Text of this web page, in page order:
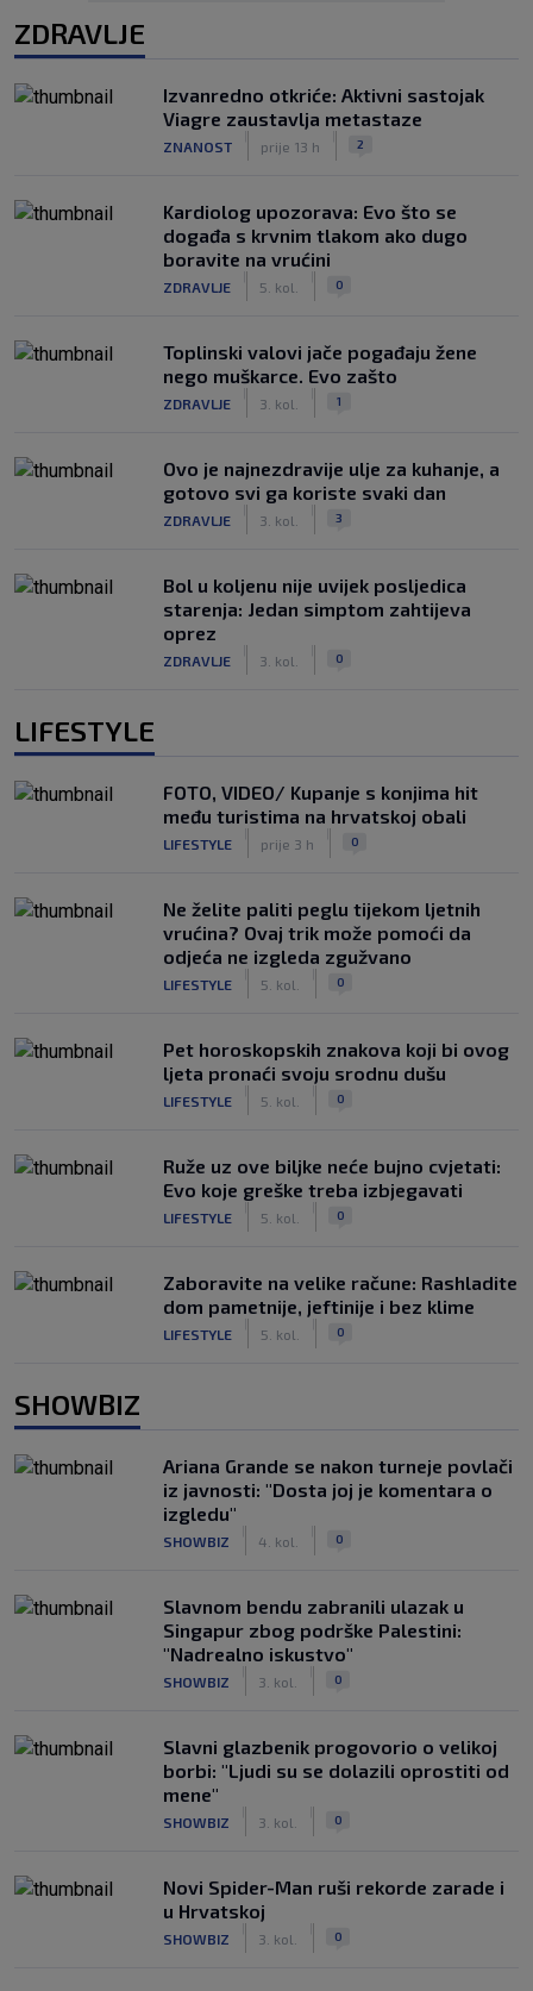
ZDRAVLJE
Izvanredno otkriće: Aktivni sastojak
Viagre zaustavlja metastaze
ZNANOST prije 13 h 2
Kardiolog upozorava: Evo što se
događa s krvnim tlakom ako dugo
boravite na vrućini
ZDRAVLJE 5. kol. 0
Toplinski valovi jače pogađaju žene
nego muškarce. Evo zašto
ZDRAVLJE 3. kol. 1
Ovo je najnezdravije ulje za kuhanje, a
gotovo svi ga koriste svaki dan
ZDRAVLJE 3. kol. 3
Bol u koljenu nije uvijek posljedica
starenja: Jedan simptom zahtijeva
oprez
ZDRAVLJE 3. kol. 0
LIFESTYLE
FOTO, VIDEO/ Kupanje s konjima hit
među turistima na hrvatskoj obali
LIFESTYLE prije 3 h 0
Ne želite paliti peglu tijekom ljetnih
vrućina? Ovaj trik može pomoći da
odjeća ne izgleda zgužvano
LIFESTYLE 5. kol. 0
Pet horoskopskih znakova koji bi ovog
ljeta pronaći svoju srodnu dušu
LIFESTYLE 5. kol. 0
Ruže uz ove biljke neće bujno cvjetati:
Evo koje greške treba izbjegavati
LIFESTYLE 5. kol. 0
Zaboravite na velike račune: Rashladite
dom pametnije, jeftinije i bez klime
LIFESTYLE 5. kol. 0
SHOWBIZ
Ariana Grande se nakon turneje povlači
iz javnosti: "Dosta joj je komentara o
izgledu"
SHOWBIZ 4. kol. 0
Slavnom bendu zabranili ulazak u
Singapur zbog podrške Palestini:
"Nadrealno iskustvo"
SHOWBIZ 3. kol. 0
Slavni glazbenik progovorio o velikoj
borbi: "Ljudi su se dolazili oprostiti od
mene"
SHOWBIZ 3. kol. 0
Novi Spider-Man ruši rekorde zarade i
u Hrvatskoj
SHOWBIZ 3. kol. 0